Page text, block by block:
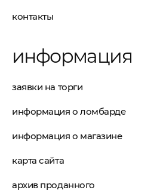
контакты
информация
заявки на торги
информация о ломбарде
информация о магазине
карта сайта
архив проданного